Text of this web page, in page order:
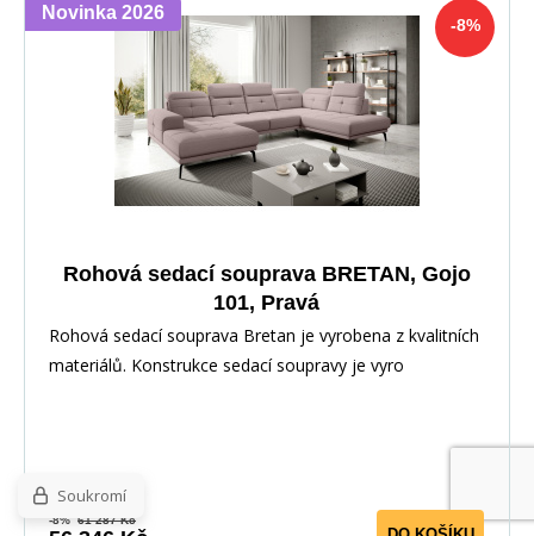
-8%
Novinka 2026
Rohová sedací souprava BRETAN, Gojo
101, Pravá
Rohová sedací souprava Bretan je vyrobena z kvalitních
materiálů. Konstrukce sedací soupravy je vyro
-8% 61 287 Kč
Soukromí